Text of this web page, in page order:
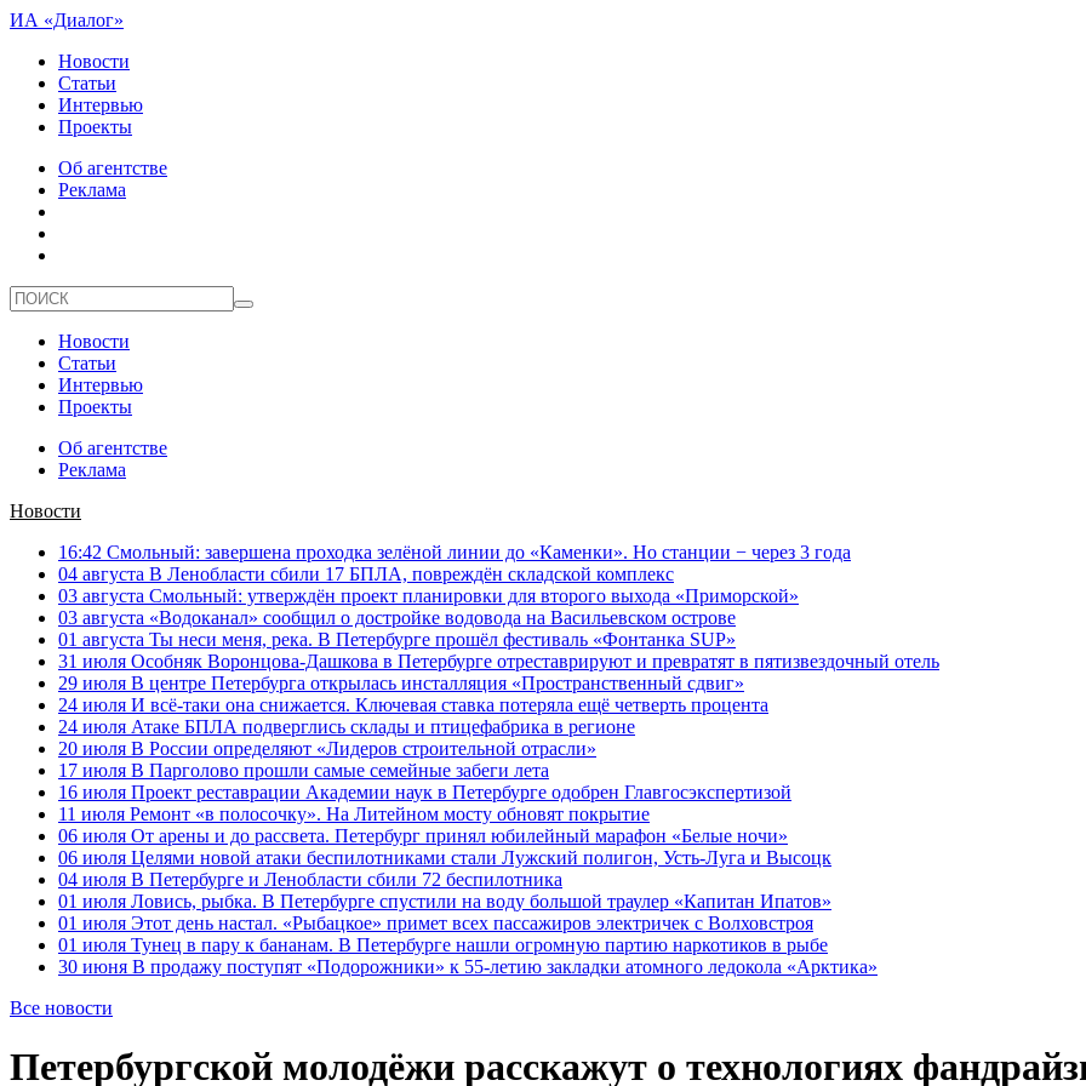
ИА «Диалог»
Новости
Статьи
Интервью
Проекты
Об агентстве
Реклама
Новости
Статьи
Интервью
Проекты
Об агентстве
Реклама
Новости
16:42 Смольный: завершена проходка зелёной линии до «Каменки». Но станции − через 3 года
04 августа В Ленобласти сбили 17 БПЛА, повреждён складской комплекс
03 августа Смольный: утверждён проект планировки для второго выхода «Приморской»
03 августа «Водоканал» сообщил о достройке водовода на Васильевском острове
01 августа Ты неси меня, река. В Петербурге прошёл фестиваль «Фонтанка SUP»
31 июля Особняк Воронцова-Дашкова в Петербурге отреставрируют и превратят в пятизвездочный отель
29 июля В центре Петербурга открылась инсталляция «Пространственный сдвиг»
24 июля И всё-таки она снижается. Ключевая ставка потеряла ещё четверть процента
24 июля Атаке БПЛА подверглись склады и птицефабрика в регионе
20 июля В России определяют «Лидеров строительной отрасли»
17 июля В Парголово прошли самые семейные забеги лета
16 июля Проект реставрации Академии наук в Петербурге одобрен Главгосэкспертизой
11 июля Ремонт «в полосочку». На Литейном мосту обновят покрытие
06 июля От арены и до рассвета. Петербург принял юбилейный марафон «Белые ночи»
06 июля Целями новой атаки беспилотниками стали Лужский полигон, Усть-Луга и Высоцк
04 июля В Петербурге и Ленобласти сбили 72 беспилотника
01 июля Ловись, рыбка. В Петербурге спустили на воду большой траулер «Капитан Ипатов»
01 июля Этот день настал. «Рыбацкое» примет всех пассажиров электричек с Волховстроя
01 июля Тунец в пару к бананам. В Петербурге нашли огромную партию наркотиков в рыбе
30 июня В продажу поступят «Подорожники» к 55-летию закладки атомного ледокола «Арктика»
Все новости
Петербургской молодёжи расскажут о технологиях